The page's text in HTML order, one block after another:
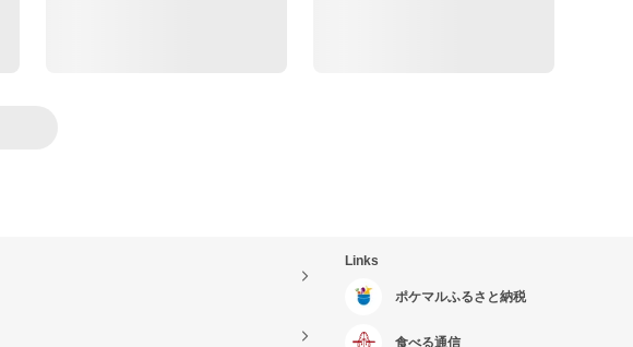
Links
ポケマルふるさと納税
食べる通信